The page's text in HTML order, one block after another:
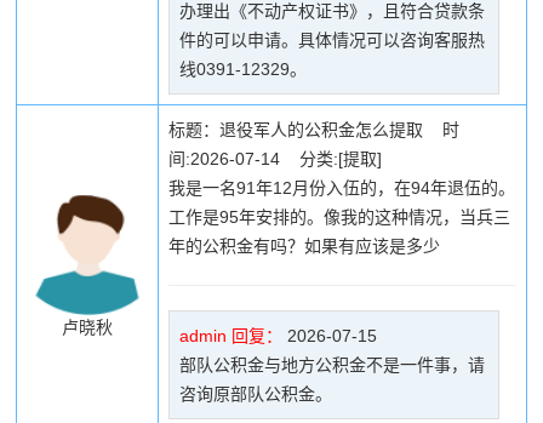
办理出《不动产权证书》，且符合贷款条
件的可以申请。具体情况可以咨询客服热
线0391-12329。
卢晓秋
标题：退役军人的公积金怎么提取 时
间:2026-07-14 分类:[提取]
我是一名91年12月份入伍的，在94年退伍的。
工作是95年安排的。像我的这种情况，当兵三
年的公积金有吗？如果有应该是多少
admin 回复：
2026-07-15
部队公积金与地方公积金不是一件事，请
咨询原部队公积金。